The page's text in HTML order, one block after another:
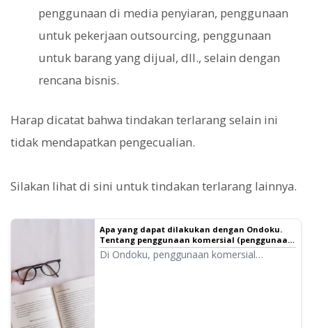
penggunaan di media penyiaran, penggunaan
untuk pekerjaan outsourcing, penggunaan
untuk barang yang dijual, dll., selain dengan
rencana bisnis.
Harap dicatat bahwa tindakan terlarang selain ini
tidak mendapatkan pengecualian.
Silakan lihat di sini untuk tindakan terlarang lainnya.
Apa yang dapat dilakukan dengan Ondoku.
Tentang penggunaan komersial (penggunaan
bisnis) dan hal-hal yang dilarang. | Perangkat
lunak pembaca teks Ondoku
Di Ondoku, penggunaan komersial